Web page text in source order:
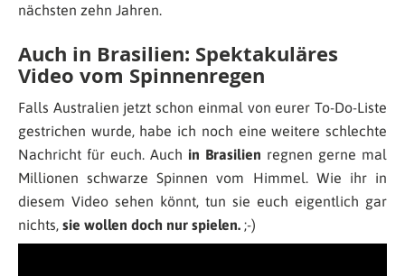
nächsten zehn Jahren.
Auch in Brasilien: Spektakuläres
Video vom Spinnenregen
Falls Australien jetzt schon einmal von eurer To-Do-Liste
gestrichen wurde, habe ich noch eine weitere schlechte
Nachricht für euch. Auch in Brasilien regnen gerne mal
Millionen schwarze Spinnen vom Himmel. Wie ihr in
diesem Video sehen könnt, tun sie euch eigentlich gar
nichts, sie wollen doch nur spielen. ;-)